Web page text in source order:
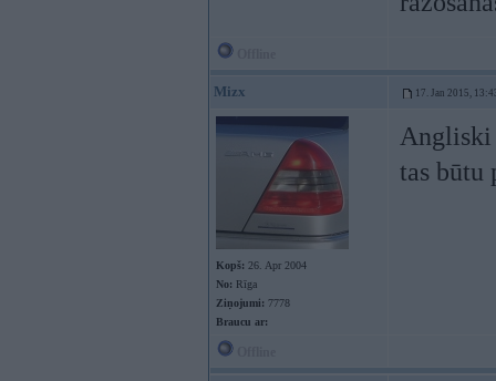
Mizx 17. Jan 2015,
Kopš: 26. Apr 2004
No: Rīga
Ziņojumi: 7778
Braucu ar:
tas būtu